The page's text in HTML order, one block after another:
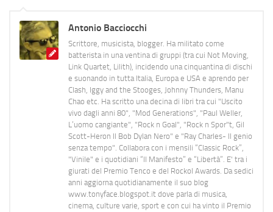
Antonio Bacciocchi
Scrittore, musicista, blogger. Ha militato come
batterista in una ventina di gruppi (tra cui Not Moving,
Link Quartet, Lilith), incidendo una cinquantina di dischi
e suonando in tutta Italia, Europa e USA e aprendo per
Clash, Iggy and the Stooges, Johnny Thunders, Manu
Chao etc. Ha scritto una decina di libri tra cui "Uscito
vivo dagli anni 80", "Mod Generations", "Paul Weller,
L’uomo cangiante", "Rock n Goal", "Rock n Spor"t, Gil
Scott-Heron Il Bob Dylan Nero" e "Ray Charles- Il genio
senza tempo". Collabora con i mensili “Classic Rock”,
"Vinile" e i quotidiani “Il Manifesto” e “Libertà”. E' tra i
giurati del Premio Tenco e del Rockol Awards. Da sedici
anni aggiorna quotidianamente il suo blog
www.tonyface.blogspot.it dove parla di musica,
cinema, culture varie, sport e con cui ha vinto il Premio